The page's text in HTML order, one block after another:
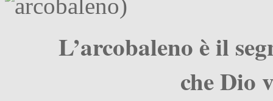
L’arcobaleno è il
che Dio